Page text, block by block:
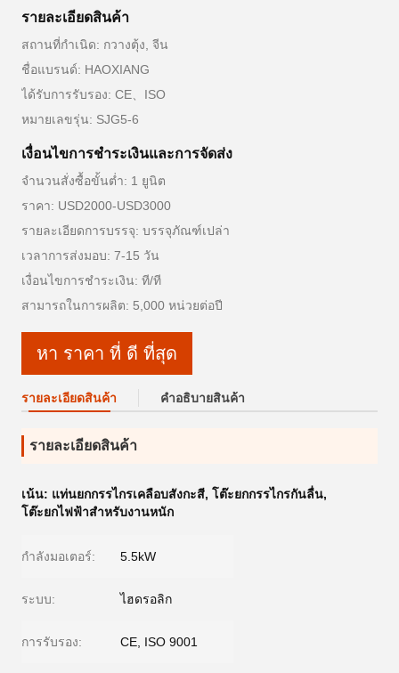
รายละเอียดสินค้า
สถานที่กำเนิด: กวางตุ้ง, จีน
ชื่อแบรนด์: HAOXIANG
ได้รับการรับรอง: CE、ISO
หมายเลขรุ่น: SJG5-6
เงื่อนไขการชําระเงินและการจัดส่ง
จำนวนสั่งซื้อขั้นต่ำ: 1 ยูนิต
ราคา: USD2000-USD3000
รายละเอียดการบรรจุ: บรรจุภัณฑ์เปล่า
เวลาการส่งมอบ: 7-15 วัน
เงื่อนไขการชำระเงิน: ที/ที
สามารถในการผลิต: 5,000 หน่วยต่อปี
หา ราคา ที่ ดี ที่สุด
รายละเอียดสินค้า คําอธิบายสินค้า
รายละเอียดสินค้า
เน้น: แท่นยกกรรไกรเคลือบสังกะสี, โต๊ะยกกรรไกรกันลื่น,
โต๊ะยกไฟฟ้าสำหรับงานหนัก
กำลังมอเตอร์: 5.5kW
ระบบ: ไฮดรอลิก
การรับรอง: CE, ISO 9001